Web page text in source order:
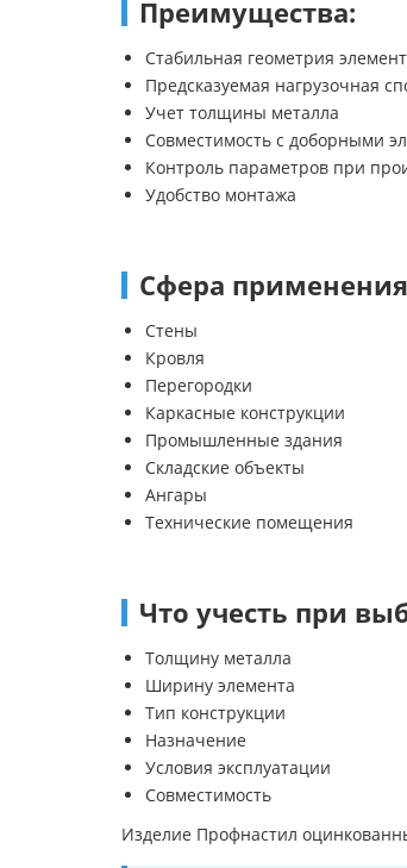
Преимущества:
Стабильная геометрия
Предсказуемая нагрузочная
Учет толщины металла
Совместимость с доборными
Контроль параметров при
Удобство монтажа
Сфера
Стены
Кровля
Перегородки
Каркасные конструкции
Промышленные здания
Складские объекты
Ангары
Технические помещения
Что учесть при
Толщину металла
Ширину элемента
Тип конструкции
Назначение
Условия эксплуатации
Совместимость
Изделие Профнастил